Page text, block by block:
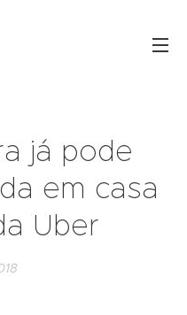
já pode
em casa
Uber